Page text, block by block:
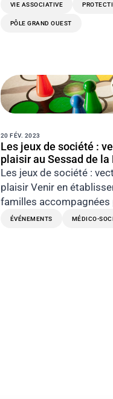
VIE ASSOCIATIVE
PÔLE GRAND OUEST
20 FÉV. 2023
Les jeux de société :
plaisir au Sessad de la
Les jeux de société :
plaisir Venir en
familles accompagnées
ÉVÉNEMENTS MÉDICO-